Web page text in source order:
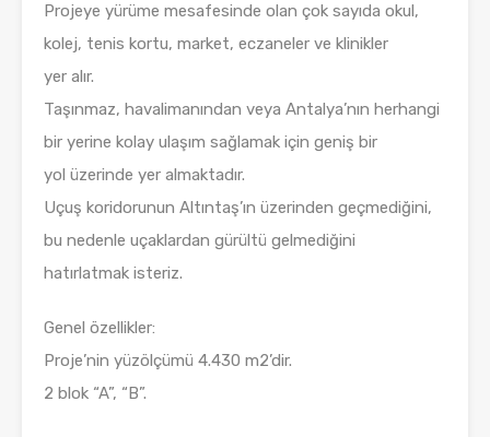
Projeye yürüme mesafesinde olan çok sayıda okul,
kolej, tenis kortu, market, eczaneler ve klinikler
yer alır.
Taşınmaz, havalimanından veya Antalya’nın herhangi
bir yerine kolay ulaşım sağlamak için geniş bir
yol üzerinde yer almaktadır.
Uçuş koridorunun Altıntaş’ın üzerinden geçmediğini,
bu nedenle uçaklardan gürültü gelmediğini
hatırlatmak isteriz.
Genel özellikler:
Proje’nin yüzölçümü 4.430 m2’dir.
2 blok “A”, “B”.